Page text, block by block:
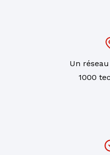
Un
1000